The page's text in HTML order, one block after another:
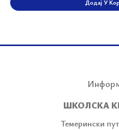
Додај У
ШКОЛСКА
Темерински